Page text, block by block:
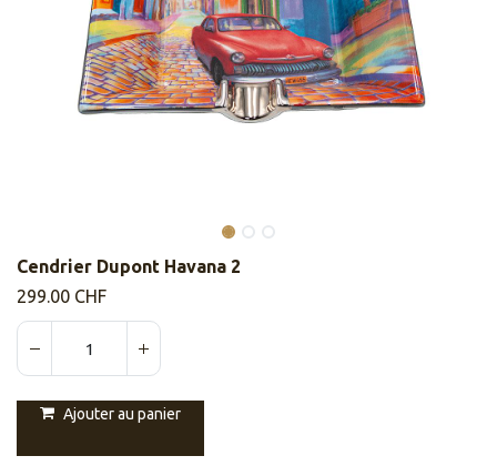
Cendrier Dupont Havana 2
299.00 CHF
Ajouter au panier